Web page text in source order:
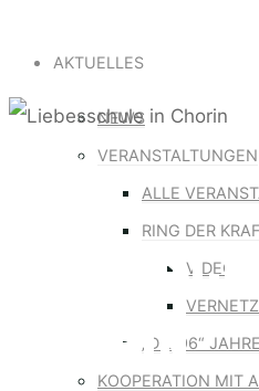
AKTUELLES
NEWS
VERANSTALTUNGEN
ALLE
RING DER
VIDEO
„DIE 96“
KOOPERATION MIT
Allgemein
CHORIN